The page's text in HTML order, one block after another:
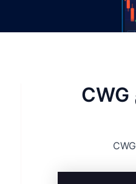
احصل على مكافأة ترحيب بقيمة 100 دولار مع CWG